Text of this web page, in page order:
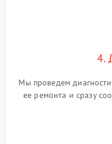
4.
Мы проведем
ее ремонта и сразу